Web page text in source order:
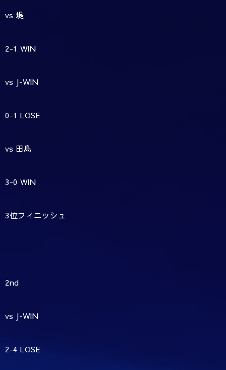
vs 堤
2-1 WIN
vs J-WIN
0-1 LOSE
vs 田島
3-0 WIN
3位フィニッシュ
2nd
vs J-WIN
2-4 LOSE